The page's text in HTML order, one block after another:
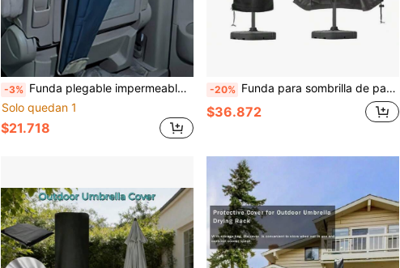
-3% Funda plegable impermeable para paraguas, bolsa de almacenamiento colgante de doble uso para el asiento trasero, bolsa de almacenamiento de paraguas azul - Bolsa portátil para paraguas de coche, bolsa de almacenamiento plegable e impermeable para el respaldo del asiento, bolsa de almacenamiento de paraguas para viajes
Solo quedan 1
$21.718
-20% Funda para sombrilla de patio, funda vertical de tela Oxford impermeable 420D con cremallera & cordón, funda para sombrilla exterior resistente al polvo y a los rayos UV para sombrillas de patio rectas de 7'-9', se ajusta hasta 190 cm de altura & 50 cm de diámetro
$36.872